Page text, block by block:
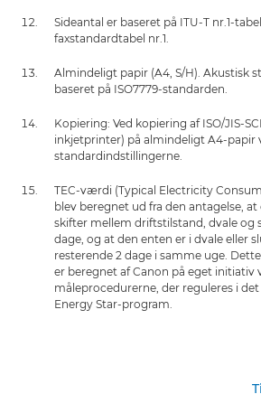
Sideantal er baseret på ITU-T nr.1-
faxstandardtabel nr.1.
Almindeligt papir (A4, S/H). Akustisk
baseret på ISO7779-standarden.
Kopiering: Ved kopiering af ISO/JIS-
inkjetprinter) på almindeligt A4-papir
standardindstillingerne.
TEC-værdi (Typical Electricity
blev beregnet ud fra den antagelse,
skifter mellem driftstilstand, dvale og
dage, og at den enten er i dvale eller
resterende 2 dage i samme uge.
er beregnet af Canon på eget initiativ
måleprocedurerne, der reguleres i
Energy Star-program.